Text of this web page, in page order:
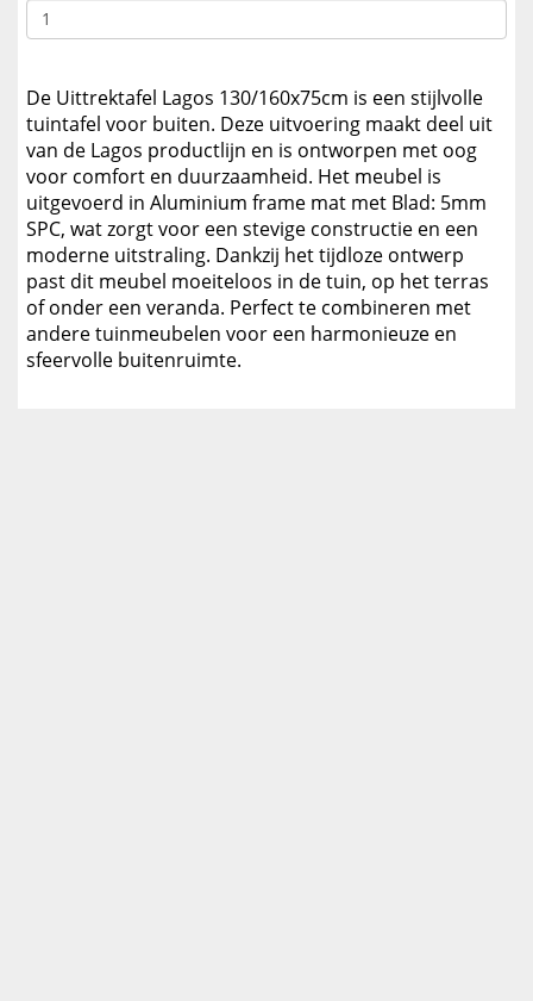
De Uittrektafel Lagos 130/160x75cm is een stijlvolle
tuintafel voor buiten. Deze uitvoering maakt deel uit
van de Lagos productlijn en is ontworpen met oog
voor comfort en duurzaamheid. Het meubel is
uitgevoerd in Aluminium frame mat met Blad: 5mm
SPC, wat zorgt voor een stevige constructie en een
moderne uitstraling. Dankzij het tijdloze ontwerp
past dit meubel moeiteloos in de tuin, op het terras
of onder een veranda. Perfect te combineren met
andere tuinmeubelen voor een harmonieuze en
sfeervolle buitenruimte.